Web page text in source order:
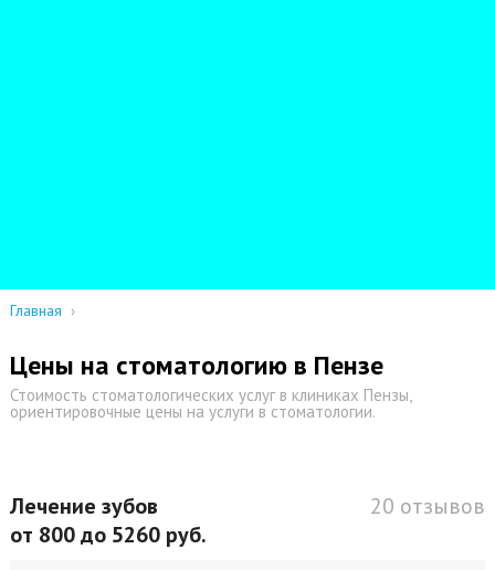
Главная ›
Цены на стоматологию в Пензе
Стоимость стоматологических услуг в клиниках Пензы,
ориентировочные цены на услуги в стоматологии.
Лечение зубов
20 отзывов
от 800 до 5260 руб.